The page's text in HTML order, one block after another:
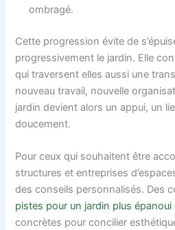
ombragé.
Cette progression évite de
progressivement le jardin. Elle
qui traversent elles aussi une
nouveau travail, nouvelle
jardin devient alors un appui, un
doucement.
Pour ceux qui souhaitent être
structures et entreprises
des conseils personnalisés. Des
pistes pour un jardin plus épanoui
concrètes pour concilier